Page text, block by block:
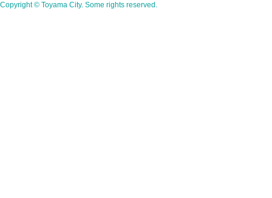
Copyright © Toyama City. Some rights reserved.